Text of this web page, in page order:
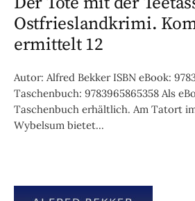
Ostfrieslandkrimi.
ermittelt 12
Autor: Alfred Bekker ISBN eBook:
Taschenbuch: 9783965865358 Als
Taschenbuch erhältlich. Am Tatort
Wybelsum bietet...